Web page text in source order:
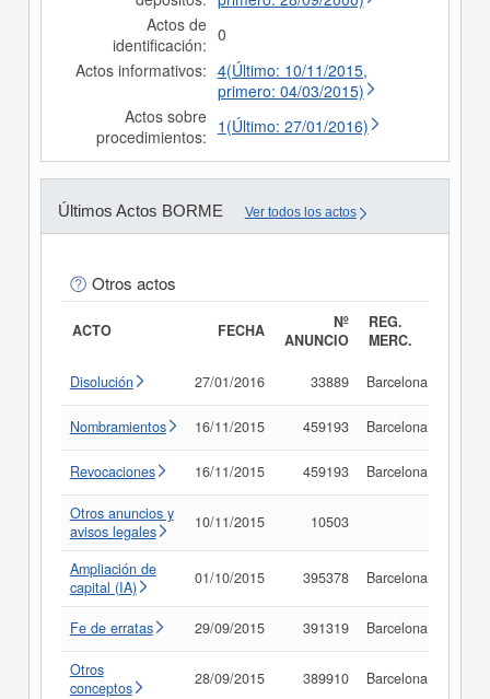
Actos de
identificación: 0
Actos informativos: 4(Último: 10/11/2015,
primero: 04/03/2015)
Actos sobre
procedimientos: 1(Último: 27/01/2016)
Últimos Actos BORME Ver todos los actos
Otros actos
ACTO FECHA
Nº
ANUNCIO
REG.
MERC.
Disolución 27/01/2016 33889 Barcelona
Nombramientos 16/11/2015 459193 Barcelona
Revocaciones 16/11/2015 459193 Barcelona
Otros anuncios y
avisos legales
10/11/2015 10503
Ampliación de
capital (IA)
01/10/2015 395378 Barcelona
Fe de erratas 29/09/2015 391319 Barcelona
Otros
conceptos
28/09/2015 389910 Barcelona